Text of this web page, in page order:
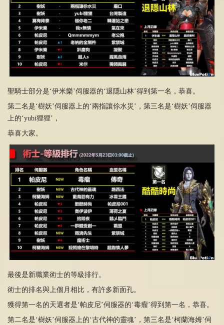
聖騎士部分是‘伊米樂’伺服器的‘退隱山林’得到第一名，恭喜。
第二名是‘樹妖’伺服器上的‘兩指讓伱水災’，第三名是‘樹妖’伺服器
上的‘yubi狸狸’，
恭喜大家。
最後是新職業術士的等級排行。
術士的排名與上個月相比，有許多新面孔。
獲得第一名的天選者是‘帕皮尼’伺服器的‘毒瘤’得到第一名，恭喜。
第二名是‘樹妖’伺服器上的‘古代神的靈魂’，第三名是‘柯蘭海姆’伺